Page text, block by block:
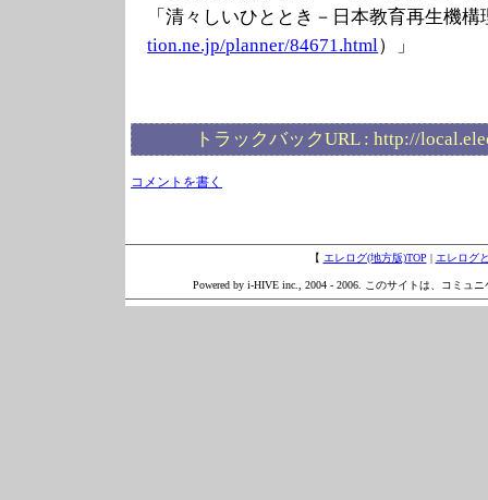
「清々しいひととき－日本教育再生機
tion.ne.jp/planner/84671.html）」
トラックバックURL : http://
コメントを書く
【 エレログ(地方版)TOP | エレログ
Powered by i-HIVE inc., 2004 - 2006. このサイトは、コミュ